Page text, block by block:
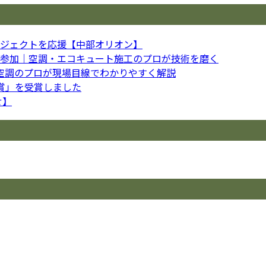
ェクトを応援【中部オリオン】
加｜空調・エコキュート施工のプロが技術を磨く
のプロが現場目線でわかりやすく解説
」を受賞しました